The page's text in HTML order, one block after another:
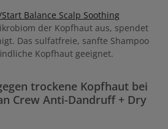
Balance Scalp Soothing
der Kopfhaut aus, spendet
Das sulfatfreie, sanfte Shampoo
Kopfhaut geeignet.
trockene Kopfhaut bei
Crew Anti-Dandruff + Dry